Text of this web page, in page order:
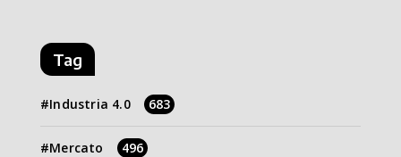
Tag
Industria 4.0 683
Mercato 496